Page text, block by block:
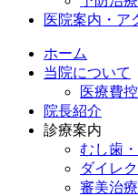
医院案内・ア
ホーム
当院について
医療費
院長紹介
診療案内
むし歯
ダイレ
審美治